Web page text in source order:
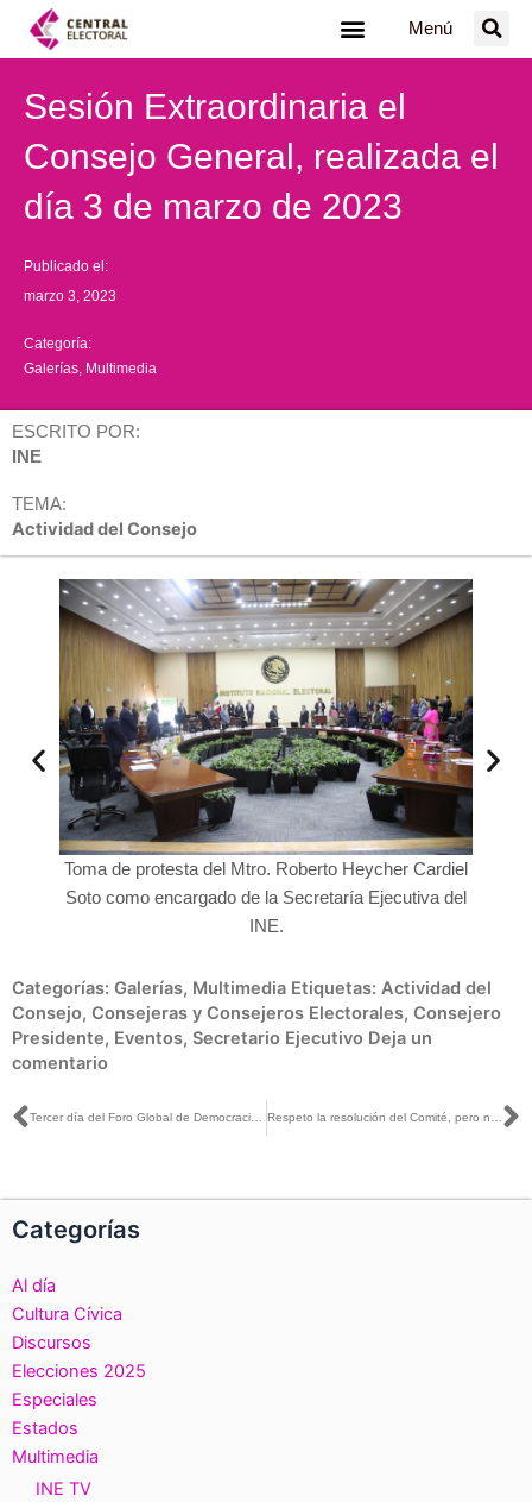
Menú
Sesión Extraordinaria el
Consejo General, realizada el
día 3 de marzo de 2023
Publicado el:
marzo 3, 2023
Categoría:
Galerías Multimedia
ESCRITO POR:
INE
TEMA:
Actividad del Consejo
Toma de protesta del Mtro. Roberto Heycher Cardiel
Soto como encargado de la Secretaría Ejecutiva del
INE.
Categorías: Galerías, Multimedia Etiquetas: Actividad del
Consejo, Consejeras y Consejeros Electorales, Consejero
Presidente, Eventos, Secretario Ejecutivo Deja un
comentario
Ant
Categorías
Al día
Cultura Cívica
Discursos
Elecciones 2025
Especiales
Estados
Multimedia
INE TV